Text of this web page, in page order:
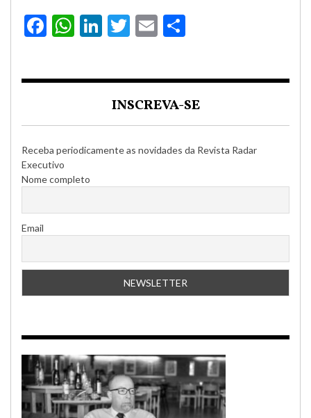
Facebook
WhatsApp
LinkedIn
Twitter
Email
INSCREVA-SE
Receba periodicamente as novidades da Revista Radar
Executivo
Nome completo
Email